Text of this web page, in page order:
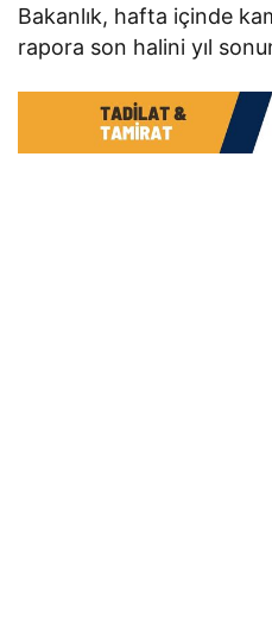
Bakanlık, hafta içinde
rapora son halini yıl